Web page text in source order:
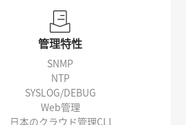
管理特性
SNMP
NTP
SYSLOG/DEBUG
Web管理
日本のクラウド管理CLI